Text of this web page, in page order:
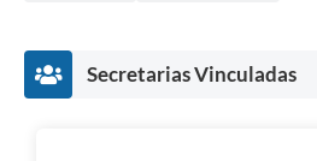
Secretarias Vinculadas